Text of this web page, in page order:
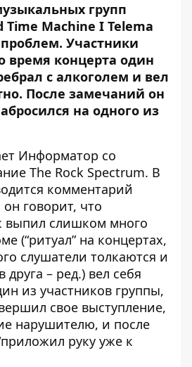
групп
Time Machine I Telema
Участники
время концерта один
с алкоголем и вел
После замечаний он
на одного из
Информатор со
The Rock Spectrum. В
комментарий
он говорит, что
выпил слишком много
(“ритуал” на концертах,
слушатели толкаются и
друга – ред.) вел себя
из участников группы,
свое выступление,
нарушителю, и после
руку уже к